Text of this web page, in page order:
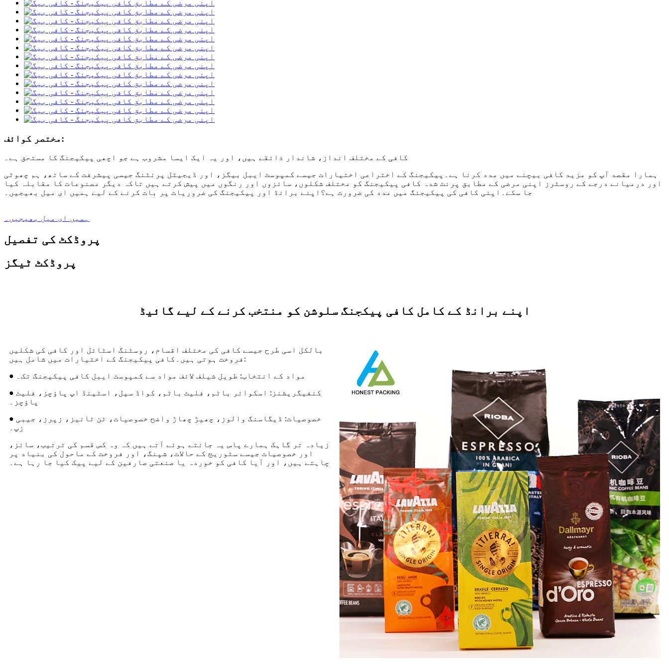
مختصر کوائف:
کافی کے مختلف انداز، شاندار ذائقے ہیں، اور یہ ایک ایسا مشروب ہے جو اچھی پیکیجنگ کا مستحق ہے۔
ہمارا مقصد آپ کو مزید کافی بیچنے میں مدد کرنا ہے۔پیکیجنگ کے اختراعی اختیارات جیسے کمپوسٹ ایبل بیگز، اور ڈیجیٹل پرنٹنگ جیسی پیشرفت کے ساتھ، ہم چھوٹی
اور درمیانے درجے کے روسٹرز اپنی مرضی کے مطابق پرنٹ شدہ کافی پیکیجنگ کو مختلف شکلوں، سائزوں اور رنگوں میں پیش کرتے ہیں تاکہ دیگر مصنوعات کا مقابلہ کیا
جا سکے۔اپنی کافی کی پیکیجنگ میں مدد کی ضرورت ہے؟اپنے برانڈ اور پیکیجنگ کی ضروریات پر بات کرنے کے لیے ہمیں ای میل بھیجیں۔
ہمیں ای میل بھیجیں۔
پروڈکٹ کی تفصیل
پروڈکٹ ٹیگز
اپنے برانڈ کے کامل کافی پیکجنگ سلوشن کو منتخب کرنے کے لیے گائیڈ
بالکل اسی طرح جیسے کافی کی مختلف اقسام، روسٹنگ اسٹائل اور کافی کی شکلیں
فروخت ہوتی ہیں۔کافی پیکیجنگ کے اختیارات میں شامل ہیں:
● مواد کے انتخاب: طویل شیلف لائف مواد سے کمپوسٹ ایبل کافی پیکیجنگ تک۔
● کنفیگریشنز: اسکوائر باٹم، فلیٹ باٹم، کواڈ سیل، اسٹینڈ اپ پاؤچز، فلیٹ
پاؤچز۔
● خصوصیات: ڈیگاسنگ والوز، چھیڑ چھاڑ واضح خصوصیات، ٹن ٹائیز، زپرز، جیبی
زپ۔
زیادہ تر گاہک ہمارے پاس یہ جانتے ہوئے آتے ہیں کہ وہ کس قسم کی ترتیب، سائز،
اور خصوصیات جیسے سٹوریج کے حالات، شپنگ، اور فروخت کے ماحول کی بنیاد پر
چاہتے ہیں، اور آیا کافی کو خوردہ یا صنعتی صارفین کے لیے پیک کیا جا رہا ہے۔